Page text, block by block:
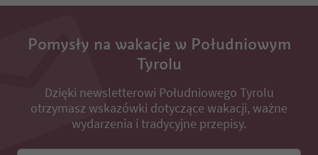
33
43
Pomysły na wakacje w Południowym
Tyrolu
Dzięki newsletterowi Południowego Tyrolu
otrzymasz wskazówki dotyczące wakacji, ważne
wydarzenia i tradycyjne przepisy.